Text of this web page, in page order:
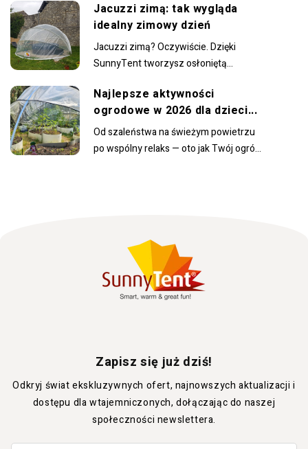
Jacuzzi zimą: tak wygląda
idealny zimowy dzień
Jacuzzi zimą? Oczywiście. Dzięki
SunnyTent tworzysz osłoniętą
korzystać z ciepłej wody nawet w
chłodniejszych miesiącach....
Najlepsze aktywności
ogrodowe w 2026 dla dzieci...
Od szaleństwa na świeżym powietrzu
po wspólny relaks — oto jak Twój ogród
Zapisz się już dziś!
Odkryj świat ekskluzywnych ofert, najnowszych aktualizacji i
dostępu dla wtajemniczonych, dołączając do naszej
społeczności newslettera.